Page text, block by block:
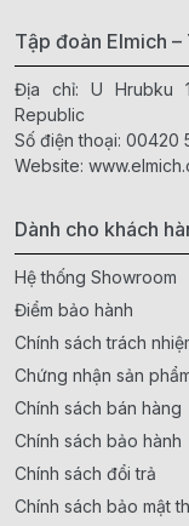
Tập đoàn Elmich
Địa chỉ: U Hrubku
Republic
Số điện thoại: 00420
Website:
Dành cho khách
Hệ thống Showroom
Điểm bảo hành
Chính sách trách
Chứng nhận sản
Chính sách bán hàng
Chính sách bảo hành
Chính sách đổi trả
Chính sách bảo mật